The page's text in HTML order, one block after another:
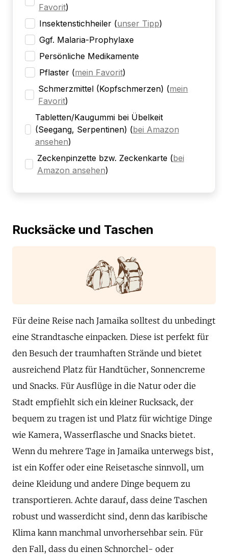
Favorit)
Insektenstichheiler (unser Tipp)
Ggf. Malaria-Prophylaxe
Persönliche Medikamente
Pflaster (mein Favorit)
Schmerzmittel (Kopfschmerzen) (mein
Favorit)
Tabletten/Kaugummi bei Übelkeit
(Seegang, Serpentinen) (bei Amazon
ansehen)
Zeckenpinzette bzw. Zeckenkarte (bei
Amazon ansehen)
Rucksäcke und Taschen
Für deine Reise nach Jamaika solltest du unbedingt
eine Strandtasche einpacken. Diese ist perfekt für
den Besuch der traumhaften Strände und bietet
ausreichend Platz für Handtücher, Sonnencreme
und Snacks. Für Ausflüge in die Natur oder die
Stadt empfiehlt sich ein kleiner Rucksack, der
bequem zu tragen ist und Platz für wichtige Dinge
wie Kamera, Wasserflasche und Snacks bietet.
Wenn du mehrere Tage in Jamaika unterwegs bist,
ist ein Koffer oder eine Reisetasche sinnvoll, um
deine Kleidung und andere Dinge bequem zu
transportieren. Achte darauf, dass deine Taschen
robust und wasserdicht sind, denn das karibische
Klima kann manchmal unvorhersehbar sein. Für
den Fall, dass du einen Schnorchel- oder